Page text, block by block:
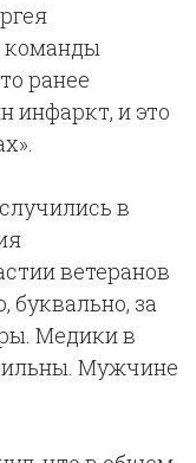
команды
ранее
инфаркт, и это
в
ветеранов
буквально, за
Медики в
Мужчине